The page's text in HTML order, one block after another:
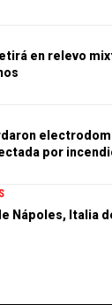
en relevo
por
Nápoles, Italia